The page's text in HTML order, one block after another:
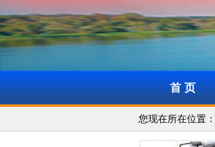
首 页
您现在所在位置：